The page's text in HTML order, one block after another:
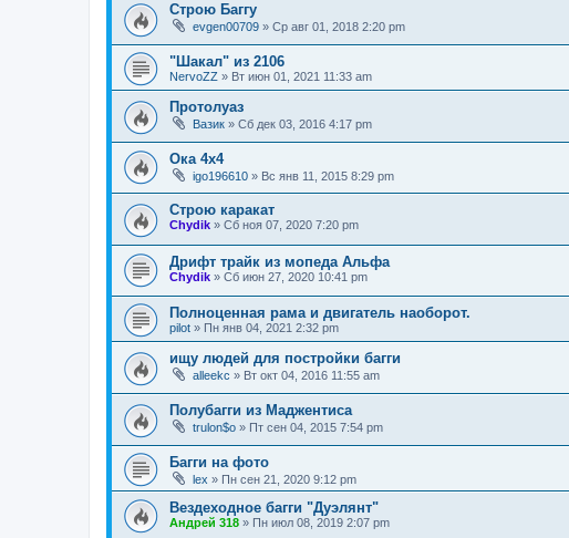
Строю Баггу
evgen00709 » Ср авг 01, 2018 2:20 pm
"Шакал" из 2106
NervoZZ » Вт июн 01, 2021 11:33 am
Протолуаз
Вазик » Сб дек 03, 2016 4:17 pm
Ока 4х4
igo196610 » Вс янв 11, 2015 8:29 pm
Строю каракат
Chydik » Сб ноя 07, 2020 7:20 pm
Дрифт трайк из мопеда Альфа
Chydik » Сб июн 27, 2020 10:41 pm
Полноценная рама и двигатель наоборот.
pilot » Пн янв 04, 2021 2:32 pm
ищу людей для постройки багги
alleekc » Вт окт 04, 2016 11:55 am
Полубагги из Маджентиса
trulon$o » Пт сен 04, 2015 7:54 pm
Багги на фото
lex » Пн сен 21, 2020 9:12 pm
Вездеходное багги "Дуэлянт"
Андрей 318 » Пн июл 08, 2019 2:07 pm